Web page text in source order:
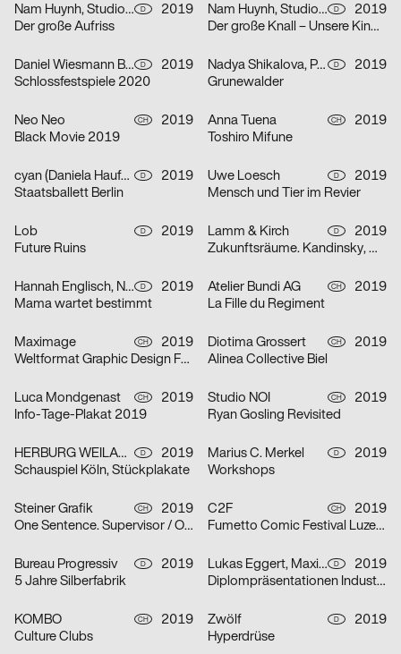
Nam Huynh, Studio Mark Bohle D
2019
Der große Aufriss
Nam Huynh, Studio Mark Bohle D
2019
Der große Knall – Unsere Kinderzimmer
Daniel Wiesmann Büro für Gestaltung D
2019
Schlossfestspiele 2020
Nadya Shikalova, Paul Jochum D
2019
Grunewalder
Neo Neo CH
2019
Black Movie 2019
Anna Tuena CH
2019
Toshiro Mifune
cyan (Daniela Haufe + Detlef Fiedler) D
2019
Staatsballett Berlin
Uwe Loesch D
2019
Mensch und Tier im Revier
Lob D
2019
Future Ruins
Lamm & Kirch D
2019
Zukunftsräume. Kandinsky, Mondrian, Lissitzky und die abstrakt-konstruktive Avantgarde in Dresden 1919–1932
Hannah Englisch, Nils Krüger D
2019
Mama wartet bestimmt
Atelier Bundi AG CH
2019
La Fille du Regiment
Maximage CH
2019
Weltformat Graphic Design Festival
Diotima Grossert CH
2019
Alinea Collective Biel
Luca Mondgenast CH
2019
Info-Tage-Plakat 2019
Studio NOI CH
2019
Ryan Gosling Revisited
HERBURG WEILAND D
2019
Schauspiel Köln, Stückplakate
Marius C. Merkel D
2019
Workshops
Steiner Grafik CH
2019
One Sentence. Supervisor / Omni Selassi
C2F CH
2019
Fumetto Comic Festival Luzern 2019
Bureau Progressiv D
2019
5 Jahre Silberfabrik
Lukas Eggert, Maximilian Haslauer D
2019
Diplompräsentationen Industriedesign
KOMBO CH
2019
Culture Clubs
Zwölf D
2019
Hyperdrüse